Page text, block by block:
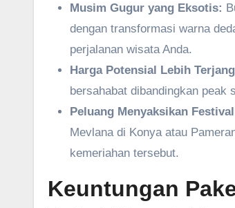
Musim Gugur yang Eksotis:
dengan transformasi warna
perjalanan wisata Anda.
Harga Potensial Lebih
bersahabat dibandingkan peak
Peluang Menyaksikan
Mevlana di Konya atau
kemeriahan tersebut.
Keuntungan